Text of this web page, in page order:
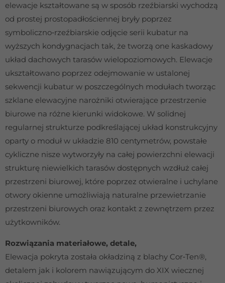
elewacje kształtowane są w sposób rzeźbiarski wychodzą
od prostej prostopadłościennej bryły poprzez
symboliczno‐rzeźbiarskie odjęcie serii kubatur na
wyższych kondygnacjach tak, że tworzą one kaskadowy
układ dachowych tarasów wielopoziomowych. Elewacje
ukształtowano poprzez odejmowanie w ustalonej
sekwencji kubatur w poszczególnych modułach tworząc
szklane elewacyjne narożniki otwierające przestrzenie
biurowe na różne kierunki widokowe. W solidnej
regularnej strukturze podkreślającej układ konstrukcyjny
oparty o moduł w układzie 810 centymetrów, powstałe
cykliczne nisze wytworzyły na całej powierzchni elewacji
strukturę niewielkich tarasów dostępnych wzdłuż całej
przestrzeni biurowej, które poprzez otwieralne i uchylane
otwory okienne umożliwiają naturalne przewietrzanie
przestrzeni biurowych oraz kontakt z zewnętrzem przez
użytkowników.
Rozwiązania materiałowe, detale,
Elewacja pokryta została okładziną z blachy Cor‐Ten®,
detalem jak i kolorem nawiązującym do XIX wiecznej